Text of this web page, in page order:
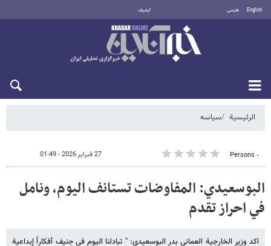
English فارسی أرشيف
الرئيسية سیاسه
٠ Persons 27 فبراير 2026 - 01:49
البوسعيدي: المفاوضات تستانف اليوم، ونامل
في احراز تقدم
اكد وزير الخارجية العماني بدر البوسعيدي: " تبادلنا اليوم في جنيف أفكاراً إبداعية